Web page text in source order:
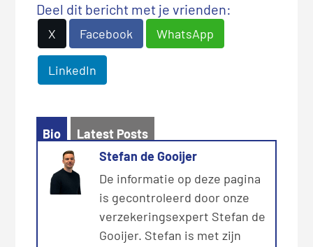
Deel dit bericht met je vrienden:
X Facebook WhatsApp
LinkedIn
Bio
Latest Posts
Stefan de Gooijer
De informatie op deze pagina
is gecontroleerd door onze
verzekeringsexpert Stefan de
Gooijer. Stefan is met zijn